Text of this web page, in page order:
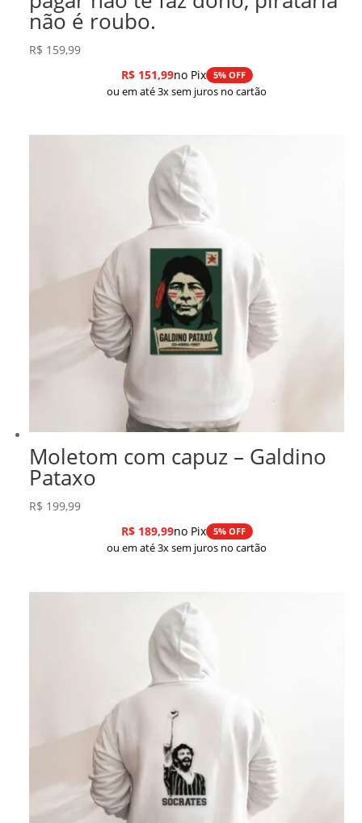
não é roubo.
R$ 159,99
R$151,99no Pix 5% OFF
ou em até 3x sem juros no cartão
Moletom com capuz – Galdino
Pataxo
R$ 199,99
R$189,99no Pix 5% OFF
ou em até 3x sem juros no cartão